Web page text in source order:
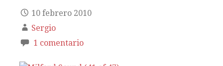
10 febrero 2010
Sergio
1 comentario